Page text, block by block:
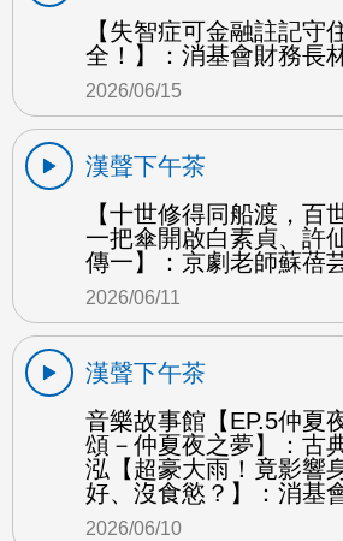
【失智症可金融註記守
全！】：消基會財務長
2026/06/15
漢聲下午茶
【十世修得同船渡，百
一把傘開啟白素貞、許
傳一】：京劇老師蘇蓓
2026/06/11
漢聲下午茶
音樂故事館【EP.5仲夏
頌－仲夏夜之夢】：古
泓【超豪大雨！竟影響
好、沒食慾？】：消基
2026/06/10